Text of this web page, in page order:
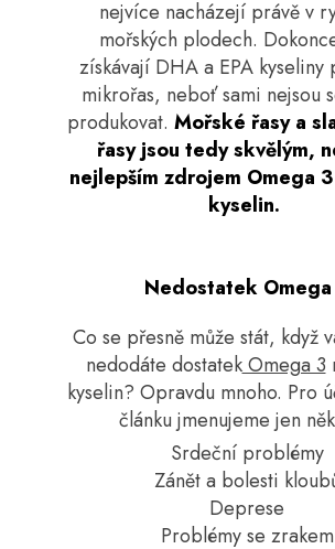
nejvíce nacházejí právě v
mořských plodech.
získávají DHA a EPA kyseliny
mikrořas, neboť sami nejsou
produkovat. Mořské řasy a
řasy jsou tedy skvělým,
nejlepším zdrojem Omega
kyselin.
Nedostatek
Co se přesně může stát, když
nedodáte dostatekOmega 3
kyselin? Opravdu mnoho. Pro
článku jmenujeme jen
Srdeční problémy
Zánět a bolesti
Deprese
Problémy se zrakem